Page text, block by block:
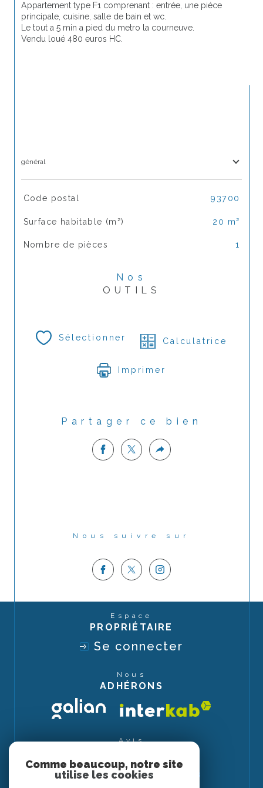
Appartement type F1 comprenant : entrée, une piéce
principale, cuisine, salle de bain et wc.
Le tout a 5 min a pied du metro la courneuve.
Vendu loué 480 euros HC.
général
TRAD_SIROCCO_Caracteristique
Code postal 93700
Surface habitable (m²) 20 m²
Nombre de pièces 1
Nos
OUTILS
Sélectionner Calculatrice
Imprimer
Partager ce bien
Nous suivre sur
Espace
PROPRIÉTAIRE
Se connecter
Nous
ADHÉRONS
Avis
Comme beaucoup, notre site
utilise les cookies